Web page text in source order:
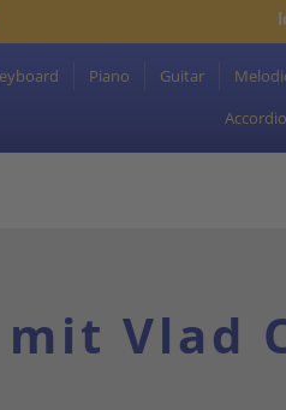
Piano Guitar
mit Vlad